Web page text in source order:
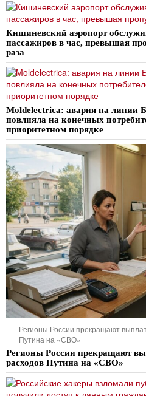
Кишиневский аэропорт
пассажиров в час, превышая
раза
Moldelectrica: авария на линии
повлияла на конечных
приоритетном порядке
Регионы России прекращают
Путина на «СВО»
Регионы России прекращают
расходов Путина на «СВО»